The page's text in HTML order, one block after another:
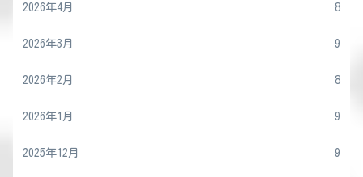
2026年4月 8
2026年3月 9
2026年2月 8
2026年1月 9
2025年12月 9